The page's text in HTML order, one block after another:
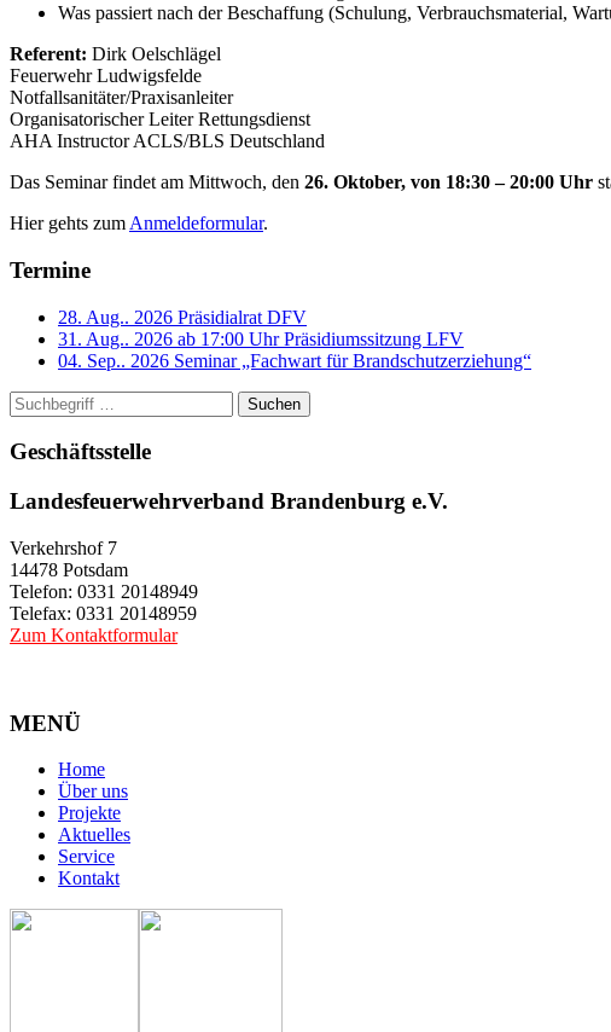
Was passiert nach der Beschaffung (Schulung, Verbrauchsmaterial,
Referent: Dirk Oelschlägel
Feuerwehr Ludwigsfelde
Notfallsanitäter/Praxisanleiter
Organisatorischer Leiter Rettungsdienst
AHA Instructor ACLS/BLS Deutschland
Das Seminar findet am Mittwoch, den 26. Oktober, von 18:30 – 20:00 Uhr
Hier gehts zum Anmeldeformular.
Termine
28. Aug.. 2026 Präsidialrat DFV
31. Aug.. 2026 ab 17:00 Uhr Präsidiumssitzung LFV
04. Sep.. 2026 Seminar „Fachwart für Brandschutzerziehung“
Suchen
Geschäftsstelle
Landesfeuerwehrverband Brandenburg e.V.
Verkehrshof 7
14478 Potsdam
Telefon: 0331 20148949
Telefax: 0331 20148959
Zum Kontaktformular
MENÜ
Home
Über uns
Projekte
Aktuelles
Service
Kontakt